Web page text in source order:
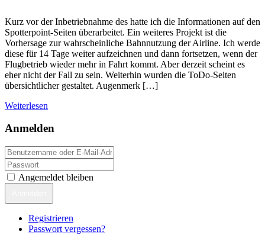
Kurz vor der Inbetriebnahme des hatte ich die Informationen auf den
Spotterpoint-Seiten überarbeitet. Ein weiteres Projekt ist die
Vorhersage zur wahrscheinliche Bahnnutzung der Airline. Ich werde
diese für 14 Tage weiter aufzeichnen und dann fortsetzen, wenn der
Flugbetrieb wieder mehr in Fahrt kommt. Aber derzeit scheint es
eher nicht der Fall zu sein. Weiterhin wurden die ToDo-Seiten
übersichtlicher gestaltet. Augenmerk […]
Weiterlesen
Anmelden
Angemeldet bleiben
Registrieren
Passwort vergessen?